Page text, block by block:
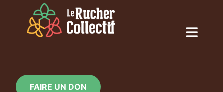
content
Toggle
ACCUEIL
FAIRE UN DON